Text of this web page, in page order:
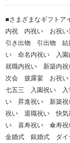
■さまざまなギフトア
内祝 内祝い お祝い
引き出物 引出物 結
い 命名内祝い 入
就職内祝い 新築内
次会 披露宴 お祝
七五三 入園祝い
い 昇進祝い 新築
祝い 退職祝い 快
い 喜寿祝い 傘寿
金婚式 銀婚式 ダイ